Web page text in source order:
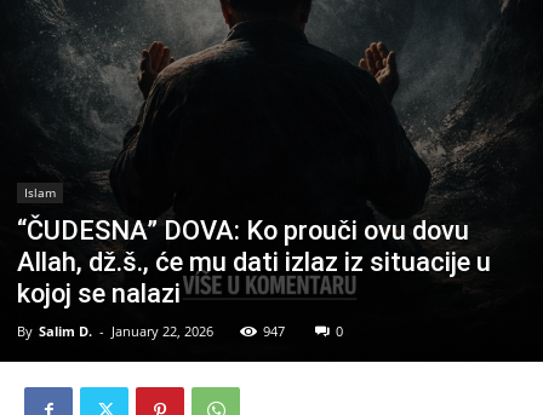
Islam
“ČUDESNA” DOVA: Ko prouči ovu dovu
Allah, dž.š., će mu dati izlaz iz situacije u
kojoj se nalazi
By Salim D. - January 22, 2026 947 0